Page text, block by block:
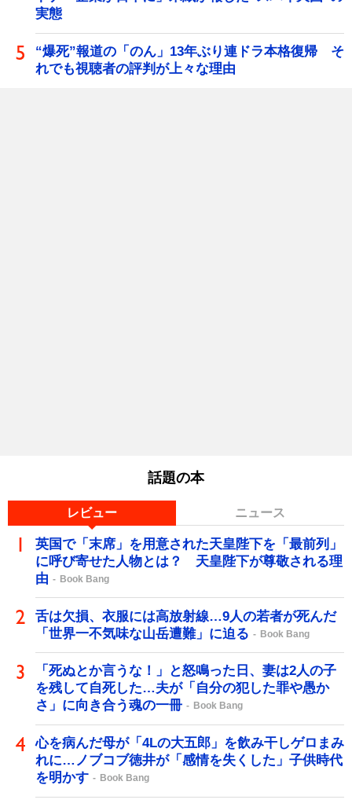
実態
“爆死”報道の「のん」13年ぶり連ドラ本格復帰 そ
れでも視聴者の評判が上々な理由
話題の本
レビュー ニュース
英国で「末席」を用意された天皇陛下を「最前列」
に呼び寄せた人物とは？ 天皇陛下が尊敬される理
由
Book Bang
舌は欠損、衣服には高放射線…9人の若者が死んだ
「世界一不気味な山岳遭難」に迫る
Book Bang
「死ぬとか言うな！」と怒鳴った日、妻は2人の子
を残して自死した…夫が「自分の犯した罪や愚か
さ」に向き合う魂の一冊
Book Bang
心を病んだ母が「4Lの大五郎」を飲み干しゲロまみ
れに…ノブコブ徳井が「感情を失くした」子供時代
を明かす
Book Bang